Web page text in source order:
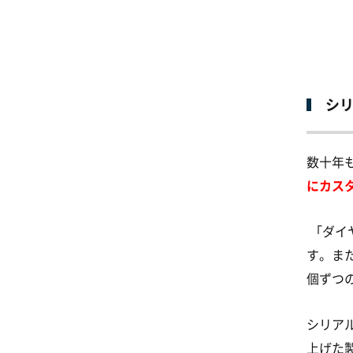
シ
数十年
にカス
「ダ
す。ま
個ずつ
シリア
上げた